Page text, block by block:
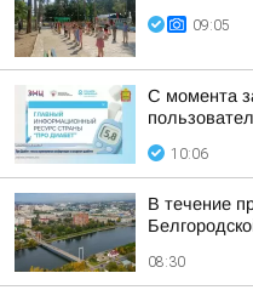
09:05
С момента
10:06
В течение
08:30